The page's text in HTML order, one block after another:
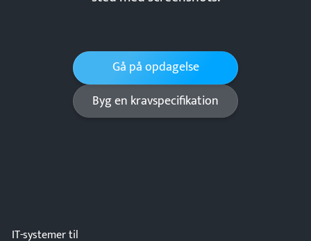
Gå på opdagelse
Byg en kravspecifikation
IT-systemer til